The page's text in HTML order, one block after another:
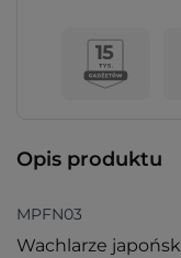
Opis produktu
MPFN03
Wachlarze